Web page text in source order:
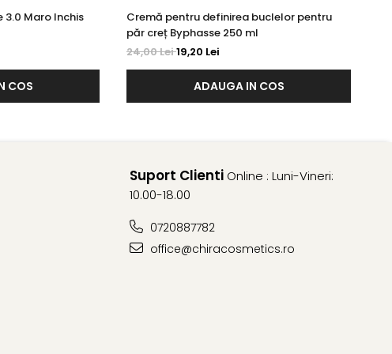
3.0 Maro Inchis
COS
Cremă pentru definirea buclelor pentru
păr creț Byphasse 250 ml
24,00 Lei19,20 Lei
ADAUGA IN COS
Suport Clienti Online : Luni-Vineri:
10.00-18.00
0720887782
office@chiracosmetics.ro